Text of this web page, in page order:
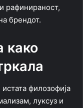
рафинираност,
брендот.
како
филозофија
луксуз и